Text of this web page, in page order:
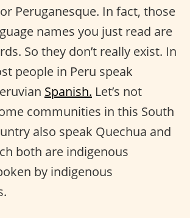
Peruganesque. In fact, those
names you just read are
So they don’t really exist. In
people in Peru speak
Spanish. Let’s not
communities in this South
also speak Quechua and
both are indigenous
by indigenous